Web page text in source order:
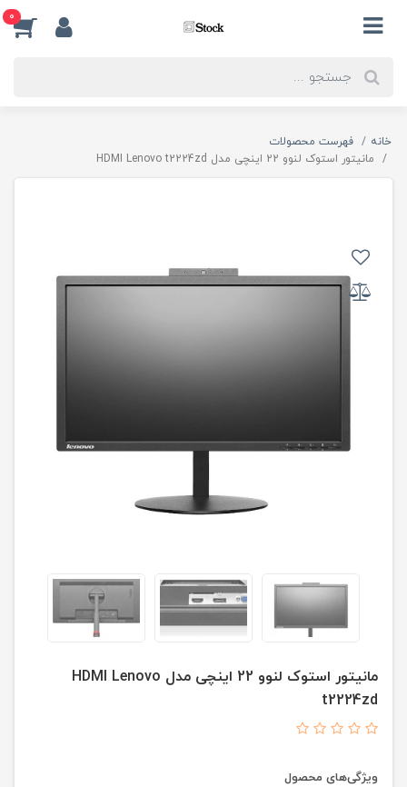
0
خانه
فهرست محصولات
مانیتور استوک لنوو 22 اینچی مدل HDMI Lenovo t2224zd
مانیتور استوک لنوو 22 اینچی مدل HDMI Lenovo
t2224zd
ویژگی‌های محصول